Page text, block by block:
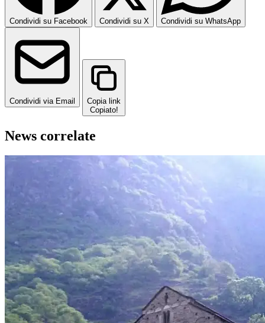
Condividi su Facebook Condividi su X Condividi su WhatsApp
Condividi via Email
Copia link
Copiato!
News correlate